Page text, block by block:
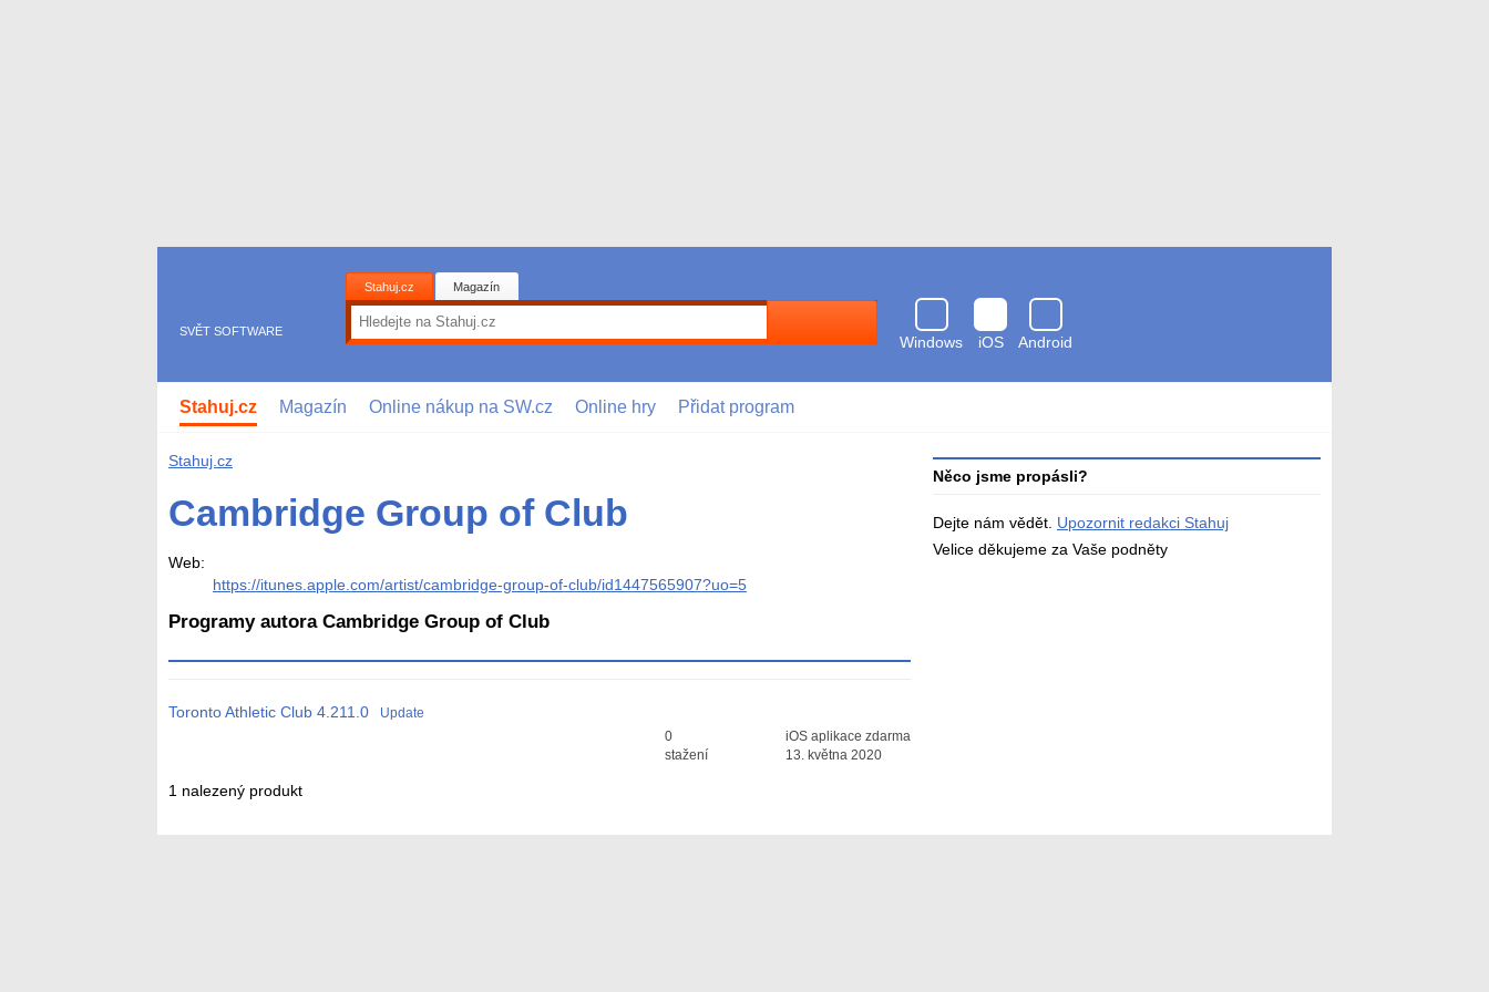
SVĚT SOFTWARE
Stahuj.cz Magazín
Windows
iOS
Android
antivirem
Stahuj.cz Magazín Online nákup na SW.cz Online hry Přidat program
Stahuj.cz
Cambridge Group of Club
Web:
https://itunes.apple.com/artist/cambridge-group-of-club/id1447565907?uo=5
Programy autora Cambridge Group of Club
Toronto Athletic Club 4.211.0
Update
Průměr hodnocení
0
stažení
iOS aplikace zdarma
13. května 2020
1 nalezený produkt
Něco jsme propásli?
Dejte nám vědět. Upozornit redakci Stahuj
Velice děkujeme za Vaše podněty